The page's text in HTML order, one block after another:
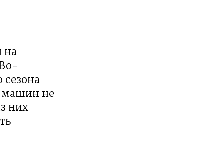
на
сезона
машин не
них